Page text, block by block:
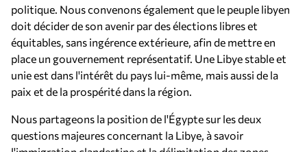
politique. Nous convenons également que le peuple libyen
doit décider de son avenir par des élections libres et
équitables, sans ingérence extérieure, afin de mettre en
place un gouvernement représentatif. Une Libye stable et
unie est dans l'intérêt du pays lui-même, mais aussi de la
paix et de la prospérité dans la région.
Nous partageons la position de l'Égypte sur les deux
questions majeures concernant la Libye, à savoir